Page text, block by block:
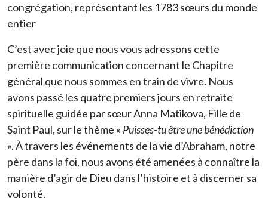
congrégation, représentant les 1783 sœurs du monde
entier
C’est avec joie que nous vous adressons cette
première communication concernant le Chapitre
général que nous sommes en train de vivre. Nous
avons passé les quatre premiers jours en retraite
spirituelle guidée par sœur Anna Matikova, Fille de
Saint Paul, sur le thème « Puisses-tu être une bénédiction
». À travers les événements de la vie d’Abraham, notre
père dans la foi, nous avons été amenées à connaître la
manière d’agir de Dieu dans l’histoire et à discerner sa
volonté.